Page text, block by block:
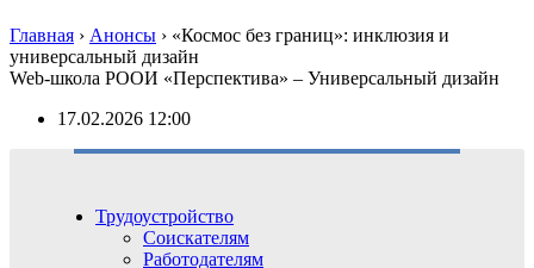
Главная › Анонсы › «Космос без границ»: инклюзия и
универсальный дизайн
Web-школа РООИ «Перспектива» – Универсальный дизайн
17.02.2026 12:00
Трудоустройство
Соискателям
Работодателям